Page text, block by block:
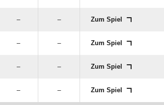
– – Zum Spiel
– – Zum Spiel
– – Zum Spiel
– – Zum Spiel